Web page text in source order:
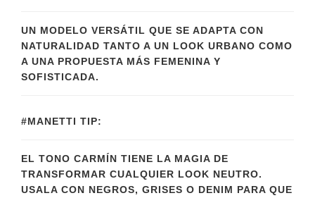
UN MODELO VERSÁTIL QUE SE ADAPTA CON
NATURALIDAD TANTO A UN LOOK URBANO COMO
A UNA PROPUESTA MÁS FEMENINA Y
SOFISTICADA.
#MANETTI TIP:
EL TONO CARMÍN TIENE LA MAGIA DE
TRANSFORMAR CUALQUIER LOOK NEUTRO.
USALA CON NEGROS, GRISES O DENIM PARA QUE